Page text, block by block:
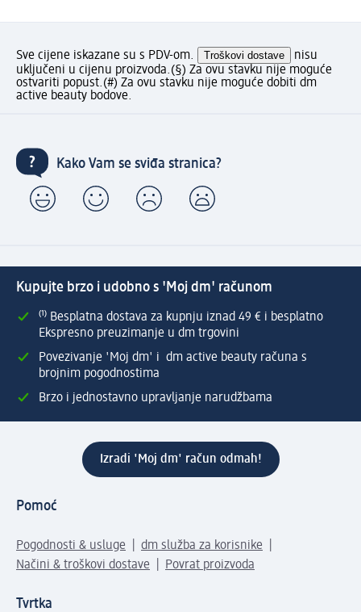
Sve cijene iskazane su s PDV-om. Troškovi dostave
nisu
uključeni u cijenu proizvoda.(§) Za ovu stavku nije moguće
ostvariti popust.(#) Za ovu stavku nije moguće dobiti dm
active beauty bodove.
Kako Vam se sviđa stranica?
Kupujte brzo i udobno s 'Moj dm' računom
⁽¹⁾ Besplatna dostava za kupnju iznad 49 € i besplatno
Ekspresno preuzimanje u dm trgovini
Povezivanje 'Moj dm' i dm active beauty računa s
brojnim pogodnostima
Brzo i jednostavno upravljanje narudžbama
Izradi 'Moj dm' račun odmah!
Pomoć
Pogodnosti & usluge
dm služba za korisnike
Načini & troškovi dostave
Povrat proizvoda
Tvrtka